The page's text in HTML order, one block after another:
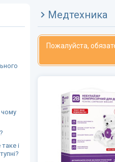
чому
і
Медтехника
Пожалуйста,